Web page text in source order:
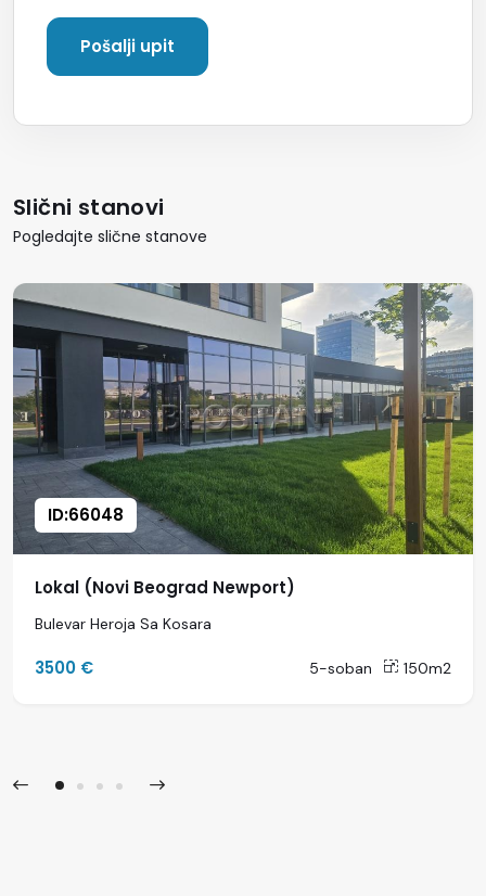
Slični stanovi
Pogledajte slične stanove
ID:66048
Lokal (Novi Beograd Newport)
Bulevar Heroja Sa Kosara
3500 € 5-soban 150m2